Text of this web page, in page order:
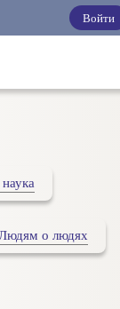
Войти
о людях